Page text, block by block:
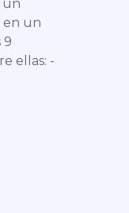
un
en un
9
ellas: -